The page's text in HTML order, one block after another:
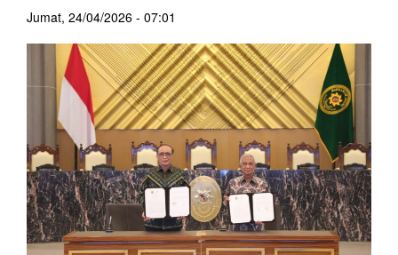
Jumat, 24/04/2026 - 07:01